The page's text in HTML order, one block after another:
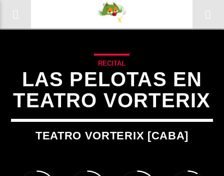
RECITAL
LAS PELOTAS EN
TEATRO VORTERIX
TEATRO VORTERIX [CABA]